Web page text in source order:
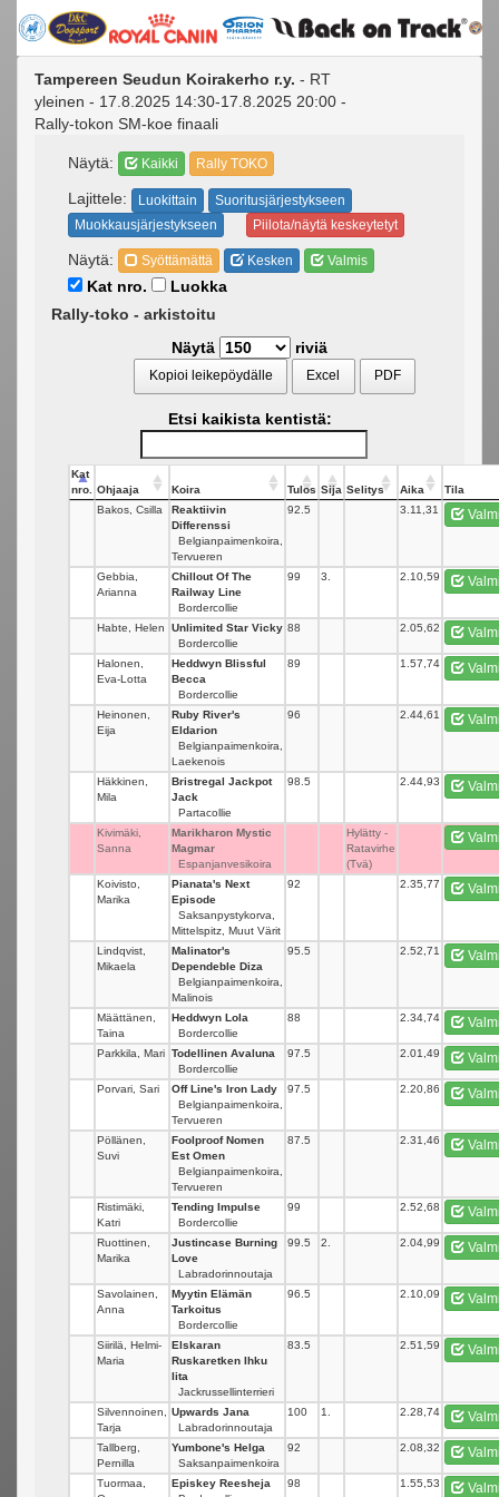
Tampereen Seudun Koirakerho r.y. - RT
yleinen - 17.8.2025 14:30-17.8.2025 20:00 -
Rally-tokon SM-koe finaali
Näytä: Kaikki Rally TOKO
Lajittele: Luokittain
Suoritusjärjestykseen
Muokkausjärjestykseen
Piilota/näytä keskeytetyt
Näytä: Syöttämättä Kesken Valmis
Kat nro.
Luokka
Rally-toko - arkistoitu
Näytä
riviä
Kopioi leikepöydälle Excel PDF
Etsi kaikista kentistä:
Kat
nro.
Ohjaaja Koira Tulos Sija Selitys Aika
Tila
Bakos, Csilla
Reaktiivin
Differenssi
Belgianpaimenkoira,
Tervueren
92.5 3.11,31
Gebbia,
Arianna
Chillout Of The
Railway Line
Bordercollie
99 3. 2.10,59
Habte, Helen
Unlimited Star Vicky
Bordercollie
88 2.05,62
Halonen,
Eva-Lotta
Heddwyn Blissful
Becca
Bordercollie
89 1.57,74
Heinonen,
Eija
Ruby River's
Eldarion
Belgianpaimenkoira,
Laekenois
96 2.44,61
Häkkinen,
Mila
Bristregal Jackpot
Jack
Partacollie
98.5 2.44,93
Kivimäki,
Sanna
Marikharon Mystic
Magmar
Espanjanvesikoira
Hylätty -
Ratavirhe
(Tvä)
Koivisto,
Marika
Pianata's Next
Episode
Saksanpystykorva,
Mittelspitz, Muut Värit
92 2.35,77
Lindqvist,
Mikaela
Malinator's
Dependeble Diza
Belgianpaimenkoira,
Malinois
95.5 2.52,71
Määttänen,
Taina
Heddwyn Lola
Bordercollie
88 2.34,74
Parkkila, Mari Todellinen Avaluna
Bordercollie
97.5 2.01,49
Porvari, Sari
Off Line's Iron Lady
Belgianpaimenkoira,
Tervueren
97.5 2.20,86
Pöllänen,
Suvi
Foolproof Nomen
Est Omen
Belgianpaimenkoira,
Tervueren
87.5 2.31,46
Ristimäki,
Katri
Tending Impulse
Bordercollie
99 2.52,68
Ruottinen,
Marika
Justincase Burning
Love
Labradorinnoutaja
99.5 2. 2.04,99
Savolainen,
Anna
Myytin Elämän
Tarkoitus
Bordercollie
96.5 2.10,09
Siirilä, Helmi-
Maria
Elskaran
Ruskaretken Ihku
Iita
Jackrussellinterrieri
83.5 2.51,59
Silvennoinen,
Tarja
Upwards Jana
Labradorinnoutaja
100 1. 2.28,74
Tallberg,
Pernilla
Yumbone's Helga
Saksanpaimenkoira
92 2.08,32
Tuormaa,
Episkey Reesheja
98 1.55,53